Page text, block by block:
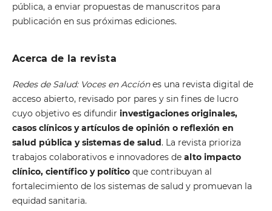
pública, a enviar propuestas de manuscritos para
publicación en sus próximas ediciones.
Acerca de la revista
Redes de Salud: Voces en Acciónes una revista digital de
acceso abierto, revisado por pares y sin fines de lucro
cuyo objetivo es difundir investigaciones originales,
casos clínicos y artículos de opinión o reflexión en
salud pública y sistemas de salud. La revista prioriza
trabajos colaborativos e innovadores de alto impacto
clínico, científico y político que contribuyan al
fortalecimiento de los sistemas de salud y promuevan la
equidad sanitaria.